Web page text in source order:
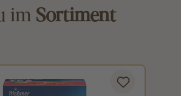
im Sortiment